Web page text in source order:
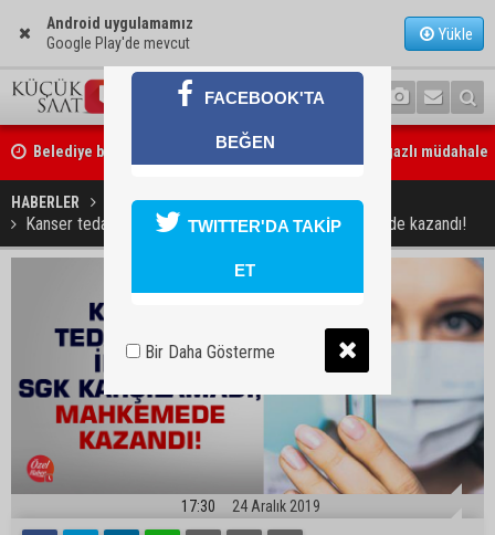
Android uygulamamız
Google Play'de mevcut
Yükle
Belediye binasına girmek isteyen servisçilere biber gazlı müdahale
Adana’da taziye evinde silah çeken kişi gözaltına alındı
HABERLER GÜNDEM
Kanser tedavisinde ilacını SGK karşılamadı, mahkemede kazandı!
17:30 24 Aralık 2019
FACEBOOK'TA
BEĞEN
TWITTER'DA TAKİP
ET
Bir Daha Gösterme